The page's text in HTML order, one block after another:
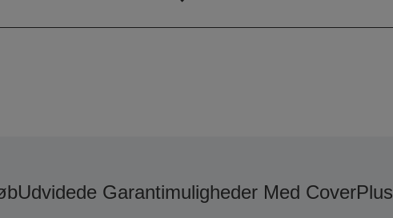
Udvidede Garantimuligheder Med CoverPlus